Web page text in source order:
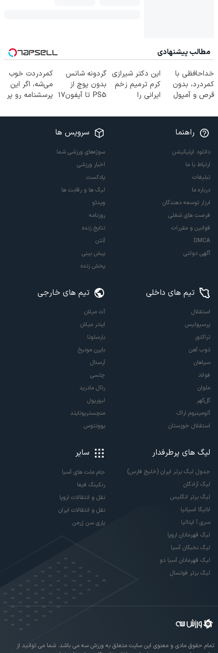
مطالب پیشنهادی
خداحافظی با
کمردرد، بدون
قرص و آمپول
این دکتر شیرازی
کرم ترمیم زخم
ایرانی را
گردونه شانس
بدون پوچ از
PS5 تا آیفون17
کمردردت خوب
می‌شه، اگر این
پرسشنامه رو پر
راهنما
دانلود اپلیکیشن
ارتباط با ما
تبلیغات
درباره ما
ابزار توسعه دهندگان
فرصت های شغلی
قوانین و مقررات
DMCA
آگهی دولتی
سرویس ها
سوژه‌های ورزشی شما
اخبار ورزشی
پادکست
لیگ ها و رقابت ها
ویدئو
روزنامه
نتایج زنده
آنتن
پیش بینی
پخش زنده
تیم های داخلی
استقلال
پرسپولیس
تراکتور
ذوب آهن
سپاهان
فولاد
ملوان
گل‌گهر
آلومینیوم اراک
استقلال خوزستان
تیم های خارجی
آث میلان
اینتر میلان
بارسلونا
بایرن مونیخ
آرسنال
چلسی
رئال مادرید
لیورپول
منچستریونایتد
یوونتوس
لیگ های پرطرفدار
جدول لیگ برتر ایران (خلیج فارس)
لیگ آزادگان
لیگ برتر انگلیس
لالیگا اسپانیا
سری آ ایتالیا
لیگ قهرمانان اروپا
لیگ نخبگان آسیا
لیگ قهرمانان آسیا دو
لیگ برتر فوتسال
سایر
جام ملت های آسیا
رنکینگ فیفا
نقل و انتقالات اروپا
نقل و انتقالات ایران
پاری سن ژرمن
تمام حقوق مادی و معنوی این سایت متعلق به ورزش سه می باشد. شما می توانید از